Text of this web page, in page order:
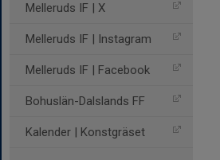
Melleruds IF | X
Melleruds IF | Instagram
Melleruds IF | Facebook
Bohuslän-Dalslands FF
Kalender | Konstgräset